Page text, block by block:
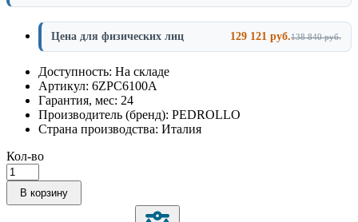
Цена для физических лиц 129 121 руб.138 840 руб.
Доступность: На складе
Артикул: 6ZPC6100A
Гарантия, мес: 24
Производитель (бренд): PEDROLLO
Страна производства: Италия
Кол-во
В корзину